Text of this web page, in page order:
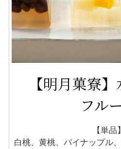
【明月菓寮
フル
【単品】
白桃、黄桃、パイナップル